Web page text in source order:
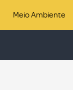
Meio Ambiente